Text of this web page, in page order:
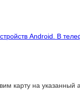
Android. В
карту на указанный